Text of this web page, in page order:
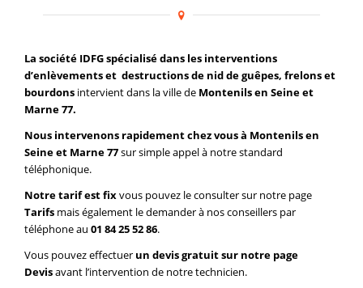
La société IDFG spécialisé dans les interventions
d’enlèvements et destructions de nid de guêpes, frelons et
bourdons intervient dans la ville de Montenils en Seine et
Marne 77.
Nous intervenons rapidement chez vous à Montenils en
Seine et Marne 77sur simple appel à notre standard
téléphonique.
Notre tarif est fixvous pouvez le consulter sur notre page
Tarifs mais également le demander à nos conseillers par
téléphone au 01 84 25 52 86.
Vous pouvez effectuer un devis gratuit sur notre page
Devisavant l’intervention de notre technicien.